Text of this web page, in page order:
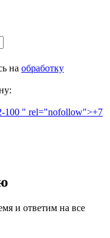
на обработку
100 " rel="nofollow">+7
и ответим на все